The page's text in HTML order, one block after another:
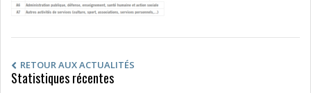
RETOUR AUX ACTUALITÉS
Statistiques récentes